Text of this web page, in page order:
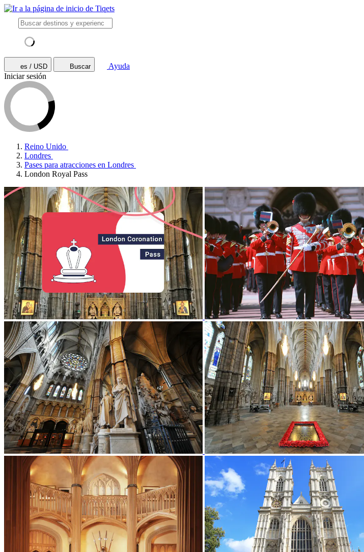
es / USD Buscar
Ayuda
Iniciar sesión
Reino Unido
Londres
Pases para atracciones en Londres
London Royal Pass